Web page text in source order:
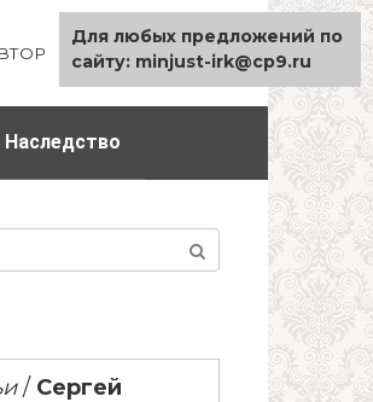
КАРТА САЙТА
Наследство
/ Сергей
Для любых предложений по
сайту: minjust-irk@cp9.ru